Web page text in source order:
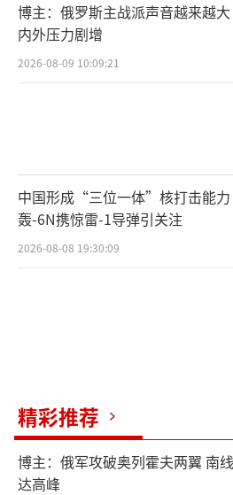
博主：俄罗斯主战派声音越来越
内外压力剧增
2026-08-09 10:09:21
中国形成“三位一体”核打击能力
轰-6N携惊雷-1导弹引关注
2026-08-08 19:30:09
精彩推荐
博主：俄军攻破奥列霍夫两翼 南
达高峰